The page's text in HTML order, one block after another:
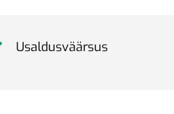
Usaldusväärsus